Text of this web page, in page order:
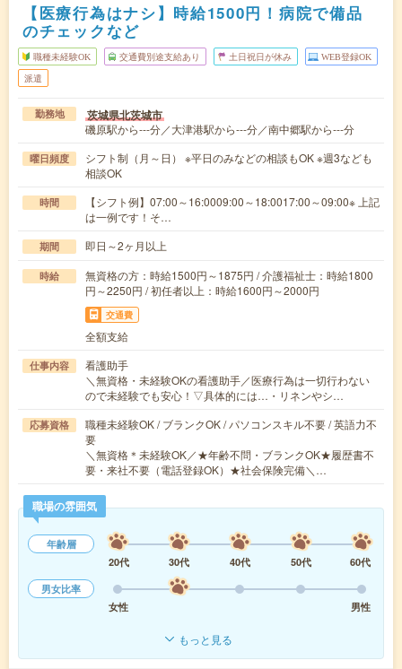
【医療行為はナシ】時給1500円！病院で備品
のチェックなど
職種未経験OK 交通費別途支給あり 土日祝日が休み WEB登録OK
派遣
勤務地 茨城県北茨城市
磯原駅から---分／大津港駅から---分／南中郷駅から---分
曜日頻度
シフト制（月～日） ※平日のみなどの相談もOK ※週3なども
相談OK
時間
【シフト例】07:00～16:0009:00～18:0017:00～09:00※ 上記
は一例です！そ…
期間 即日～2ヶ月以上
時給
無資格の方：時給1500円～1875円 / 介護福祉士：時給1800
円～2250円 / 初任者以上：時給1600円～2000円
交通費
全額支給
仕事内容
看護助手
＼無資格・未経験OKの看護助手／医療行為は一切行わない
ので未経験でも安心！▽具体的には…・リネンやシ…
応募資格
職種未経験OK / ブランクOK / パソコンスキル不要 / 英語力不
要
＼無資格＊未経験OK／★年齢不問・ブランクOK★履歴書不
要・来社不要（電話登録OK）★社会保険完備＼…
職場の雰囲気
年齢層
20代
30代 40代 50代
60代
男女比率
女性
男性
もっと見る